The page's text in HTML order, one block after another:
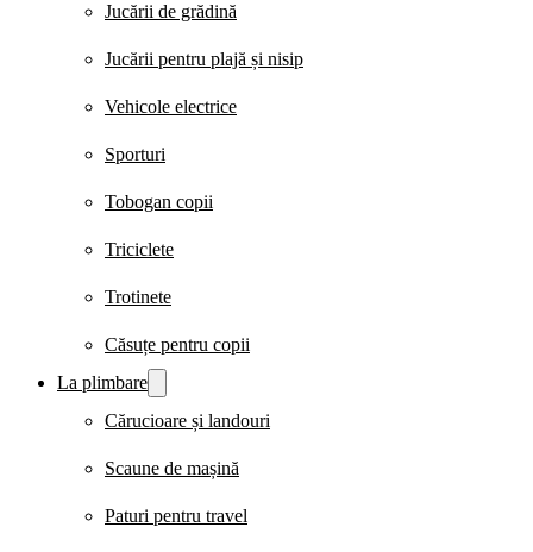
Jucării de grădină
Jucării pentru plajă și nisip
Vehicole electrice
Sporturi
Tobogan copii
Triciclete
Trotinete
Căsuțe pentru copii
La plimbare
Cărucioare și landouri
Scaune de mașină
Paturi pentru travel